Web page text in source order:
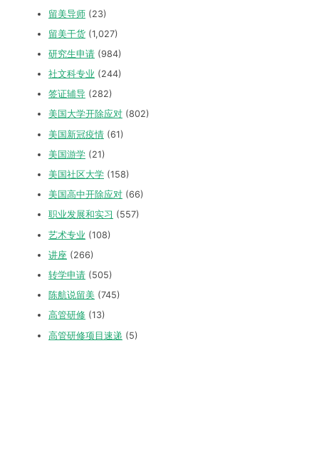
留美导师 (23)
留美干货 (1,027)
研究生申请 (984)
社文科专业 (244)
签证辅导 (282)
美国大学开除应对 (802)
美国新冠疫情 (61)
美国游学 (21)
美国社区大学 (158)
美国高中开除应对 (66)
职业发展和实习 (557)
艺术专业 (108)
讲座 (266)
转学申请 (505)
陈航说留美 (745)
高管研修 (13)
高管研修项目速递 (5)